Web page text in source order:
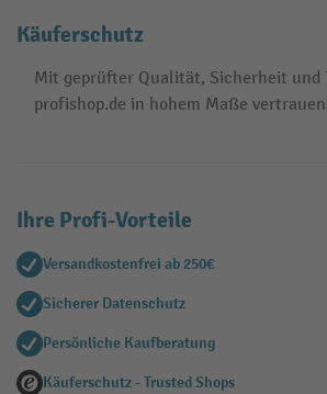
Käuferschutz
Mit geprüfter Qualität, Sicherheit und
profishop.de in hohem Maße
Ihre Profi-Vorteile
Versandkostenfrei ab 250€
Sicherer Datenschutz
Persönliche Kaufberatung
Käuferschutz - Trusted Shops